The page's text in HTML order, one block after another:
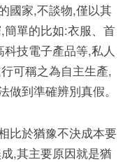
國家,不談物,僅以其
單的比如:衣服、首
技電子產品等,私人
可稱之為自主生產,
到準確辨別真假。
於猶豫不決成本要
,其主要原因就是猶